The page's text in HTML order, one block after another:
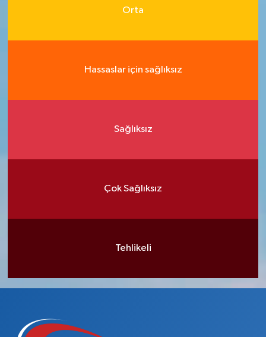
Orta
Hassaslar için sağlıksız
Sağlıksız
Çok Sağlıksız
Tehlikeli